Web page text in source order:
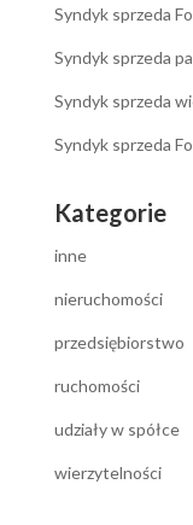
Syndyk sprzeda
Syndyk sprzeda
Syndyk sprzeda
Syndyk sprzeda
Kategorie
inne
nieruchomości
przedsiębiorstwo
ruchomości
udziały w spółce
wierzytelności